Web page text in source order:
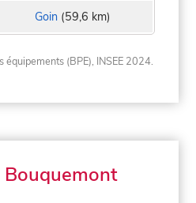
Goin (59,6 km)
(BPE), INSEE 2024.
Bouquemont